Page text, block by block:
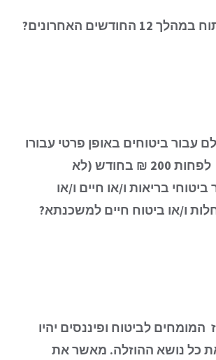
במהלך 12 החודשים האחרונים?
עבור ביטוחים באופן פרטי עבורו
לפחות 200 ₪ בחודש (לא
בריאות ו/או חיים ו/או
ו/או ביטוח חיים למשכנתא?
המומחים לביטוח ופיננסים יהיו
כל נושא ההוזלה. מאשר את